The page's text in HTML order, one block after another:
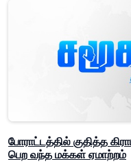
போராட்டத்தில் குதித்த
பெற வந்த மக்கள் ஏமாற்றம்